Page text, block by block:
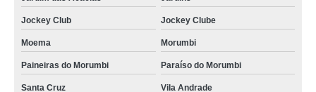
Jockey Club Jockey Clube
Moema Morumbi
Paineiras do Morumbi Paraíso do Morumbi
Santa Cruz Vila Andrade